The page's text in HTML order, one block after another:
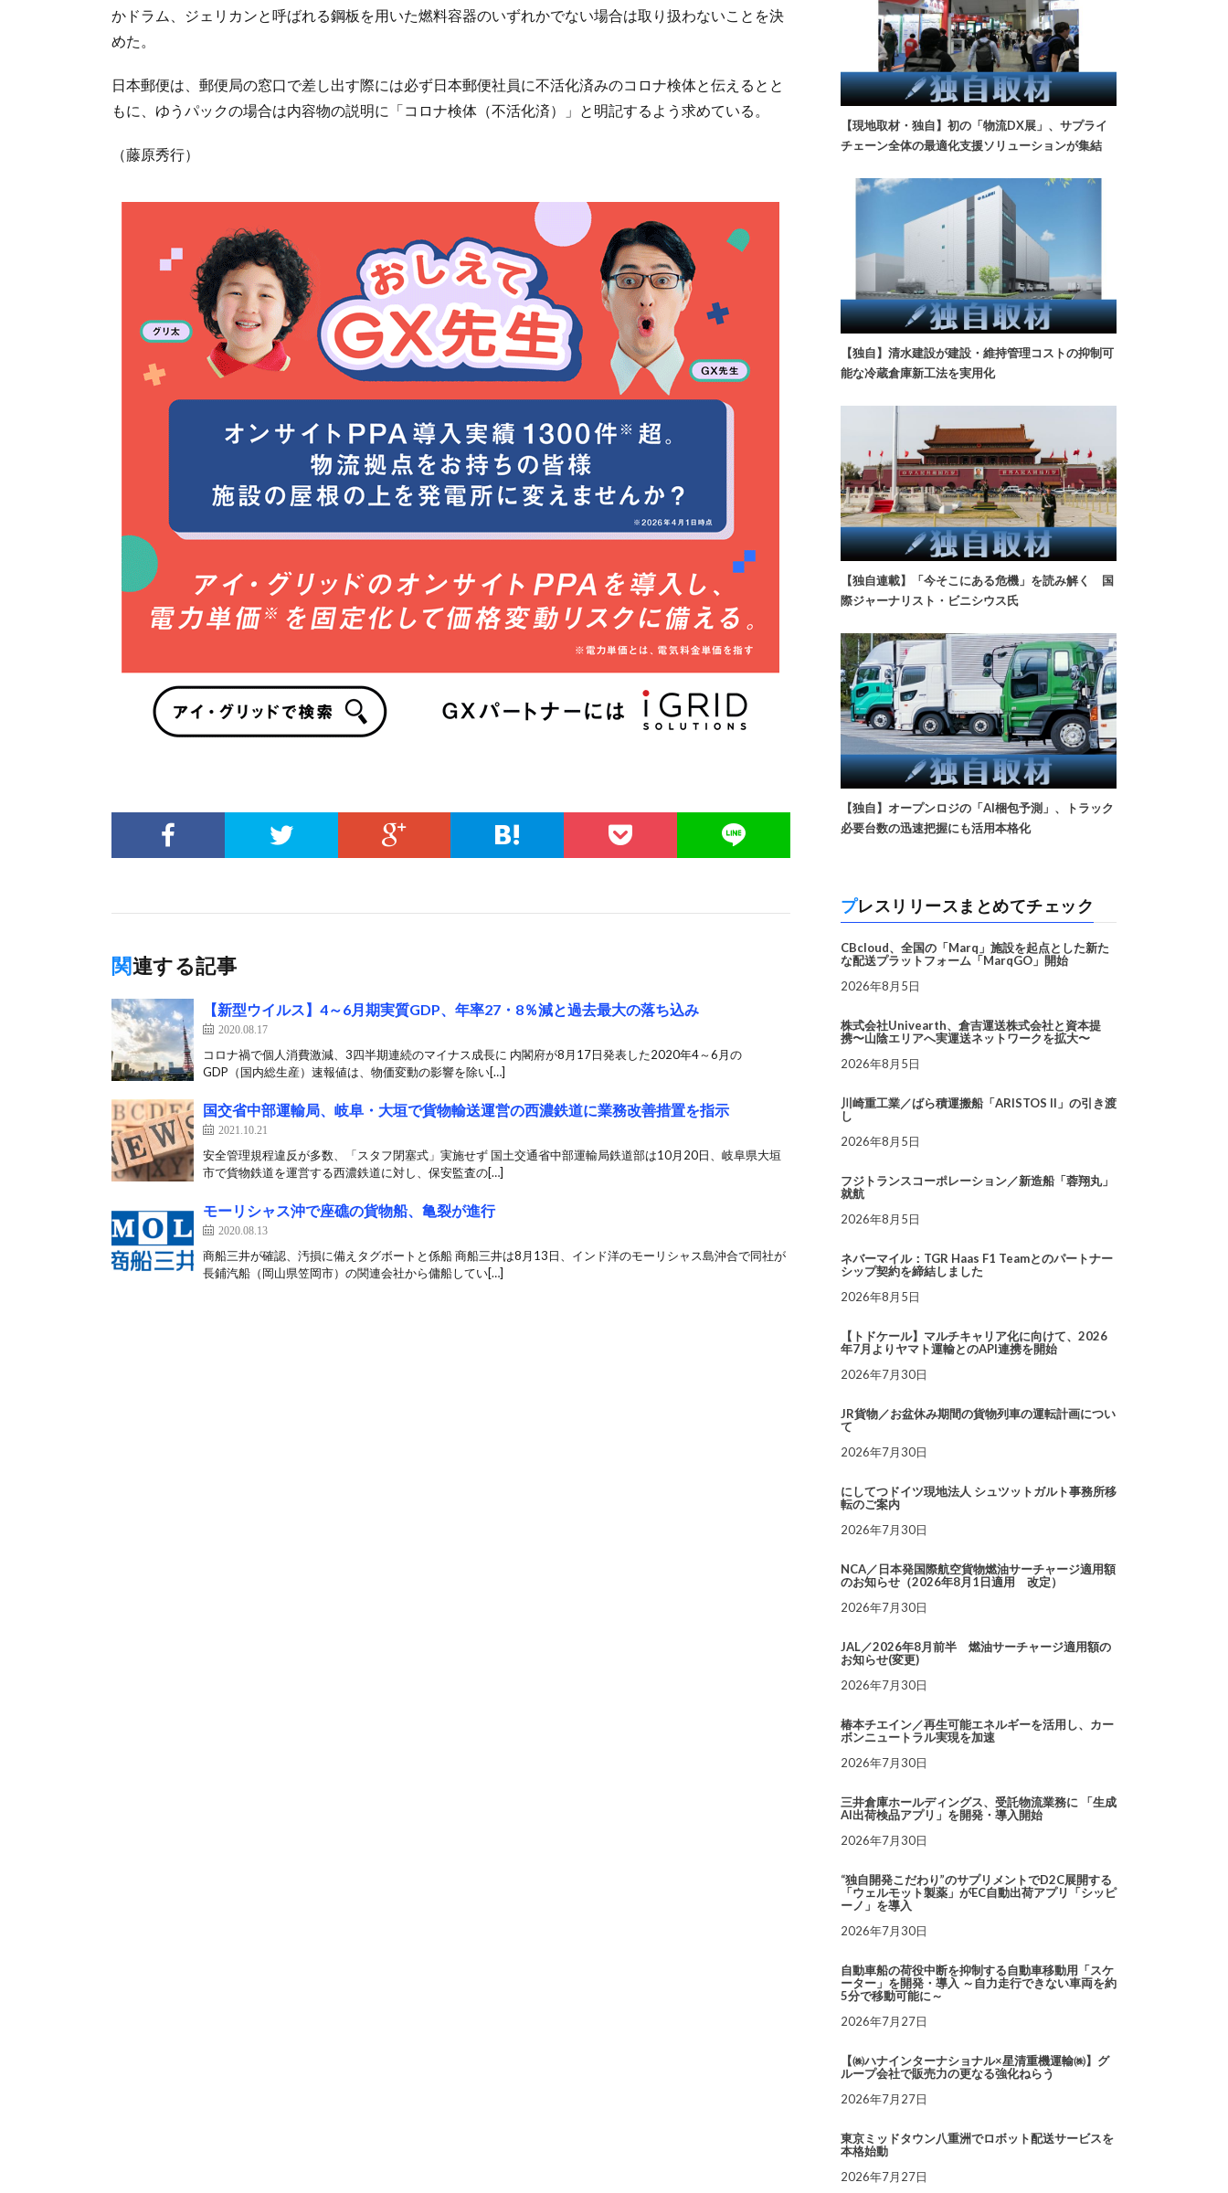
かドラム、ジェリカンと呼ばれる鋼板を用いた燃料容器のいずれかでない場合は取り扱わないことを決
めた。
日本郵便は、郵便局の窓口で差し出す際には必ず日本郵便社員に不活化済みのコロナ検体と伝えるとと
もに、ゆうパックの場合は内容物の説明に「コロナ検体（不活化済）」と明記するよう求めている。
（藤原秀行）
関連する記事
【新型ウイルス】4～6月期実質GDP、年率27・8％減と過去最大の落ち込み
2020.08.17
コロナ禍で個人消費激減、3四半期連続のマイナス成長に 内閣府が8月17日発表した2020年4～6月の
GDP（国内総生産）速報値は、物価変動の影響を除い[…]
国交省中部運輸局、岐阜・大垣で貨物輸送運営の西濃鉄道に業務改善措置を指示
2021.10.21
安全管理規程違反が多数、「スタフ閉塞式」実施せず 国土交通省中部運輸局鉄道部は10月20日、岐阜県大垣
市で貨物鉄道を運営する西濃鉄道に対し、保安監査の[…]
モーリシャス沖で座礁の貨物船、亀裂が進行
2020.08.13
商船三井が確認、汚損に備えタグボートと係船 商船三井は8月13日、インド洋のモーリシャス島沖合で同社が
長鋪汽船（岡山県笠岡市）の関連会社から傭船してい[…]
【現地取材・独自】初の「物流DX展」、サプライ
チェーン全体の最適化支援ソリューションが集結
【独自】清水建設が建設・維持管理コストの抑制可
能な冷蔵倉庫新工法を実用化
【独自連載】「今そこにある危機」を読み解く 国
際ジャーナリスト・ビニシウス氏
【独自】オープンロジの「AI梱包予測」、トラック
必要台数の迅速把握にも活用本格化
プレスリリースまとめてチェック
CBcloud、全国の「Marq」施設を起点とした新た
な配送プラットフォーム「MarqGO」開始
2026年8月5日
株式会社Univearth、倉吉運送株式会社と資本提
携〜山陰エリアへ実運送ネットワークを拡大〜
2026年8月5日
川崎重工業／ばら積運搬船「ARISTOS II」の引き渡
し
2026年8月5日
フジトランスコーポレーション／新造船「蓉翔丸」
就航
2026年8月5日
ネバーマイル：TGR Haas F1 Teamとのパートナー
シップ契約を締結しました
2026年8月5日
【トドケール】マルチキャリア化に向けて、2026
年7月よりヤマト運輸とのAPI連携を開始
2026年7月30日
JR貨物／お盆休み期間の貨物列車の運転計画につい
て
2026年7月30日
にしてつドイツ現地法人 シュツットガルト事務所移
転のご案内
2026年7月30日
NCA／日本発国際航空貨物燃油サーチャージ適用額
のお知らせ（2026年8月1日適用 改定）
2026年7月30日
JAL／2026年8月前半 燃油サーチャージ適用額の
お知らせ(変更)
2026年7月30日
椿本チエイン／再生可能エネルギーを活用し、カー
ボンニュートラル実現を加速
2026年7月30日
三井倉庫ホールディングス、受託物流業務に 「生成
AI出荷検品アプリ」を開発・導入開始
2026年7月30日
“独自開発こだわり”のサプリメントでD2C展開する
「ウェルモット製薬」がEC自動出荷アプリ「シッピ
ーノ」を導入
2026年7月30日
自動車船の荷役中断を抑制する自動車移動用「スケ
ーター」を開発・導入 ～自力走行できない車両を約
5分で移動可能に～
2026年7月27日
【㈱ハナインターナショナル×星清重機運輸㈱】グ
ループ会社で販売力の更なる強化ねらう
2026年7月27日
東京ミッドタウン八重洲でロボット配送サービスを
本格始動
2026年7月27日